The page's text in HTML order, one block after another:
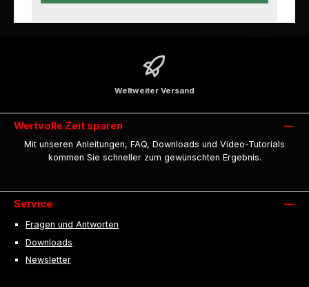
Weltweiter Versand
Wertvolle Zeit sparen
Mit unseren Anleitungen, FAQ, Downloads und Video-Tutorials
kommen Sie schneller zum gewünschten Ergebnis.
Service
Fragen und Antworten
Downloads
Newsletter